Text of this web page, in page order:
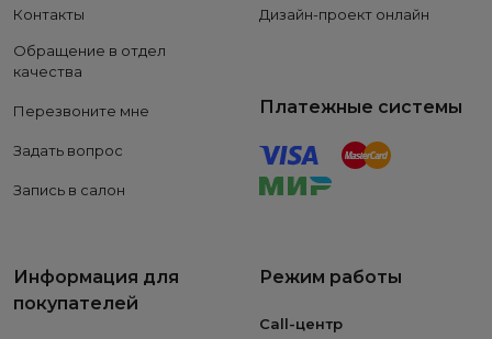
Контакты
Обращение в отдел
качества
Перезвоните мне
Задать вопрос
Запись в салон
Дизайн-проект онлайн
Платежные системы
Информация для
покупателей
Режим работы
Call-центр